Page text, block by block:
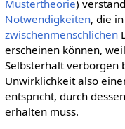
Mustertheorie)
Notwendigkeiten, die
zwischenmenschlichen
erscheinen können,
Selbsterhalt verborgen
Unwirklichkeit also
entspricht, durch dessen
erhalten muss.